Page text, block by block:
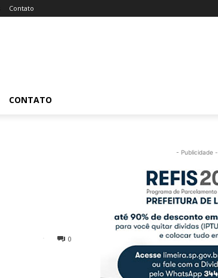
Contato
CONTATO
0
- Publicidade -